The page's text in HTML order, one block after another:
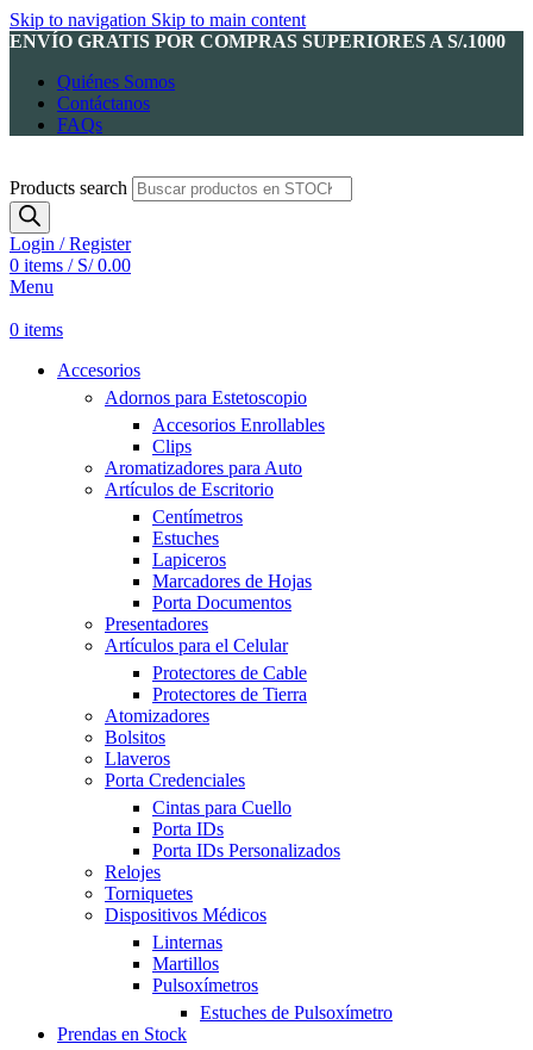
Skip to navigation Skip to main content
ENVÍO GRATIS POR COMPRAS SUPERIORES A S/.1000
Quiénes Somos
Contáctanos
FAQs
Products search
Login / Register
0 items / S/0.00
Menu
0 items
Accesorios
Adornos para Estetoscopio
Accesorios Enrollables
Clips
Aromatizadores para Auto
Artículos de Escritorio
Centímetros
Estuches
Lapiceros
Marcadores de Hojas
Porta Documentos
Presentadores
Artículos para el Celular
Protectores de Cable
Protectores de Tierra
Atomizadores
Bolsitos
Llaveros
Porta Credenciales
Cintas para Cuello
Porta IDs
Porta IDs Personalizados
Relojes
Torniquetes
Dispositivos Médicos
Linternas
Martillos
Pulsoxímetros
Estuches de Pulsoxímetro
Prendas en Stock